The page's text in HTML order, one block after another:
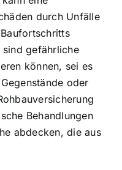
durch Unfälle
sind gefährliche
können, sei es
oder
Behandlungen
abdecken, die aus